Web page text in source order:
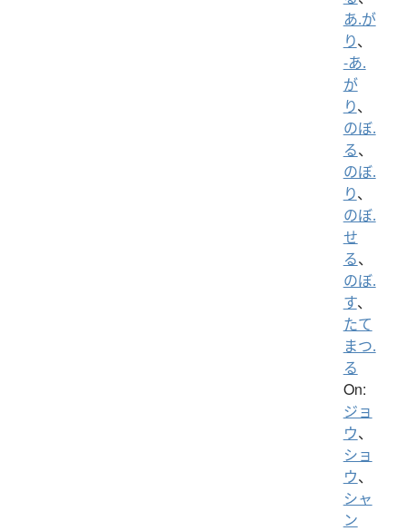
あ.が
り、
-あ.
が
り、
のぼ.
る、
のぼ.
り、
のぼ.
せ
る、
のぼ.
す、
たて
まつ.
る
On:
ジョ
ウ、
ショ
ウ、
シャ
ン